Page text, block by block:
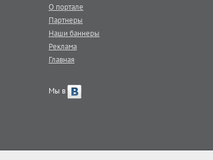
О портале
Партнеры
Наши баннеры
Реклама
Главная
Мы в